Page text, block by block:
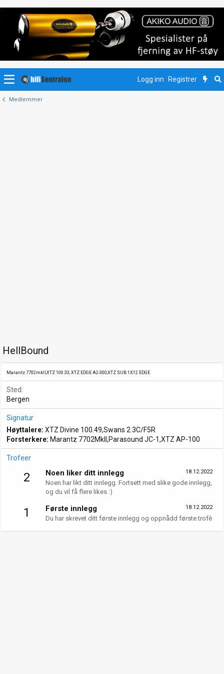
Logg inn Registrer
Medlemmer
HellBound
Marantz 7702mkII,XTZ 100.33, XTZ EDGE A2-300,XTZ SUB 1X12 EDGE
Sted
Bergen
Signatur
Høyttalere: XTZ Divine 100.49,Swans 2.3C/F5R
Forsterkere: Marantz 7702MkII,Parasound JC-1,XTZ AP-100
Trofeer
2 18.12.2022
Noen liker ditt innlegg
Noen har likt ditt innlegg. Fortsett med slike gode innlegg,
og du vil få flere likes :)
1 18.12.2022
Første innlegg
Du har skrevet ditt første innlegg og oppnådd første trofè